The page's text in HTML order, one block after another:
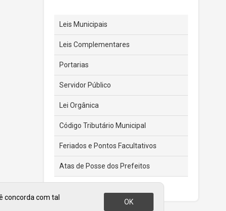
Leis Municipais
Leis Complementares
Portarias
Servidor Público
Lei Orgânica
Código Tributário Municipal
Feriados e Pontos Facultativos
Atas de Posse dos Prefeitos
concorda com tal
OK